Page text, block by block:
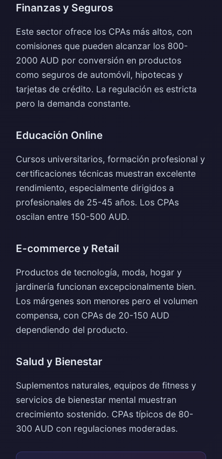
Finanzas y Seguros
Este sector ofrece los CPAs más altos, con
comisiones que pueden alcanzar los 800-
2000 AUD por conversión en productos
como seguros de automóvil, hipotecas y
tarjetas de crédito. La regulación es estricta
pero la demanda constante.
Educación Online
Cursos universitarios, formación profesional y
certificaciones técnicas muestran excelente
rendimiento, especialmente dirigidos a
profesionales de 25-45 años. Los CPAs
oscilan entre 150-500 AUD.
E-commerce y Retail
Productos de tecnología, moda, hogar y
jardinería funcionan excepcionalmente bien.
Los márgenes son menores pero el volumen
compensa, con CPAs de 20-150 AUD
dependiendo del producto.
Salud y Bienestar
Suplementos naturales, equipos de fitness y
servicios de bienestar mental muestran
crecimiento sostenido. CPAs típicos de 80-
300 AUD con regulaciones moderadas.